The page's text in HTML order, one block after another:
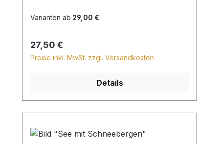
Sperrgut in Höhe von 28,99€ berechnet.
Sperrgutzuschlag 30€.
Varianten ab 29,00 €
Regulärer Preis:
27,50 €
Preise inkl. MwSt. zzgl. Versandkosten
Details